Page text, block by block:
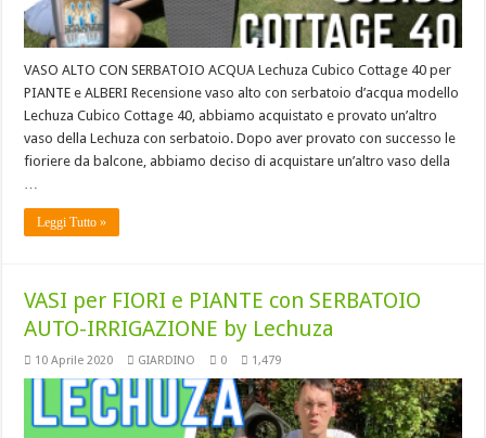
VASO ALTO CON SERBATOIO ACQUA Lechuza Cubico Cottage 40 per
PIANTE e ALBERI Recensione vaso alto con serbatoio d’acqua modello
Lechuza Cubico Cottage 40, abbiamo acquistato e provato un’altro
vaso della Lechuza con serbatoio. Dopo aver provato con successo le
fioriere da balcone, abbiamo deciso di acquistare un’altro vaso della
Leggi Tutto »
VASI per FIORI e PIANTE con SERBATOIO
AUTO-IRRIGAZIONE by Lechuza
10 Aprile 2020 GIARDINO 0 1,479